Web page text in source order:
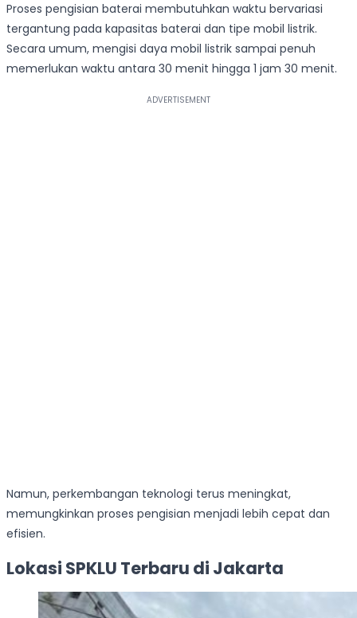
Proses pengisian baterai membutuhkan waktu bervariasi
tergantung pada kapasitas baterai dan tipe mobil listrik.
Secara umum, mengisi daya mobil listrik sampai penuh
memerlukan waktu antara 30 menit hingga 1 jam 30 menit.
Namun, perkembangan teknologi terus meningkat,
memungkinkan proses pengisian menjadi lebih cepat dan
efisien.
Lokasi SPKLU Terbaru di Jakarta